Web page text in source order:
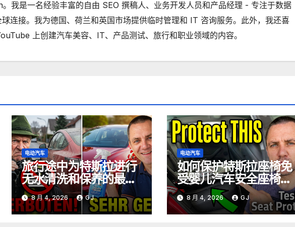
我是一名经验丰富的自由 SEO 撰稿人、业务开发人员和产品经理 - 专注于数据
连接。我为德国、荷兰和英国市场提供临时管理和 IT 咨询服务。此外，我还喜
上创建汽车美容、IT、产品测试、旅行和职业领域的内容。
电动汽车
旅行途中为特斯拉进行
无水清洗和保养的最佳
方法
8 月 4, 2026 GJ
电动汽车
如何保护特斯拉座椅免
受婴儿汽车安全座椅的
磨损
8 月 4, 2026 GJ